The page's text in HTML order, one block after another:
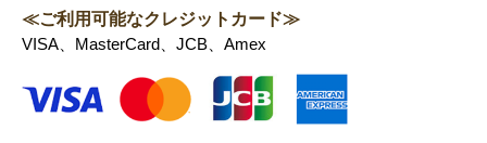
≪ご利用可能なクレジットカード≫
VISA、MasterCard、JCB、Amex